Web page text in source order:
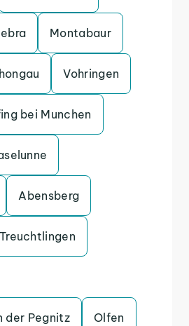
Montabaur
Vohringen
bei Munchen
Abensberg
Treuchtlingen
der Pegnitz Olfen